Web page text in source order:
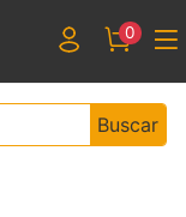
0
Buscar